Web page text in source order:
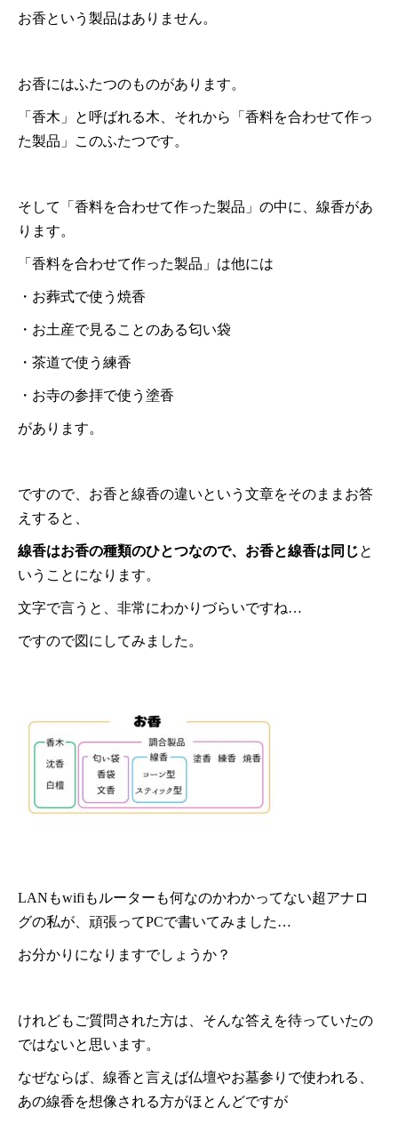
お香という製品はありません。
お香にはふたつのものがあります。
「香木」と呼ばれる木、それから「香料を合わせて作っ
た製品」このふたつです。
そして「香料を合わせて作った製品」の中に、線香があ
ります。
「香料を合わせて作った製品」は他には
・お葬式で使う焼香
・お土産で見ることのある匂い袋
・茶道で使う練香
・お寺の参拝で使う塗香
があります。
ですので、お香と線香の違いという文章をそのままお答
えすると、
線香はお香の種類のひとつなので、お香と線香は同じと
いうことになります。
文字で言うと、非常にわかりづらいですね…
ですので図にしてみました。
LANもwifiもルーターも何なのかわかってない超アナロ
グの私が、頑張ってPCで書いてみました…
お分かりになりますでしょうか？
けれどもご質問された方は、そんな答えを待っていたの
ではないと思います。
なぜならば、線香と言えば仏壇やお墓参りで使われる、
あの線香を想像される方がほとんどですが